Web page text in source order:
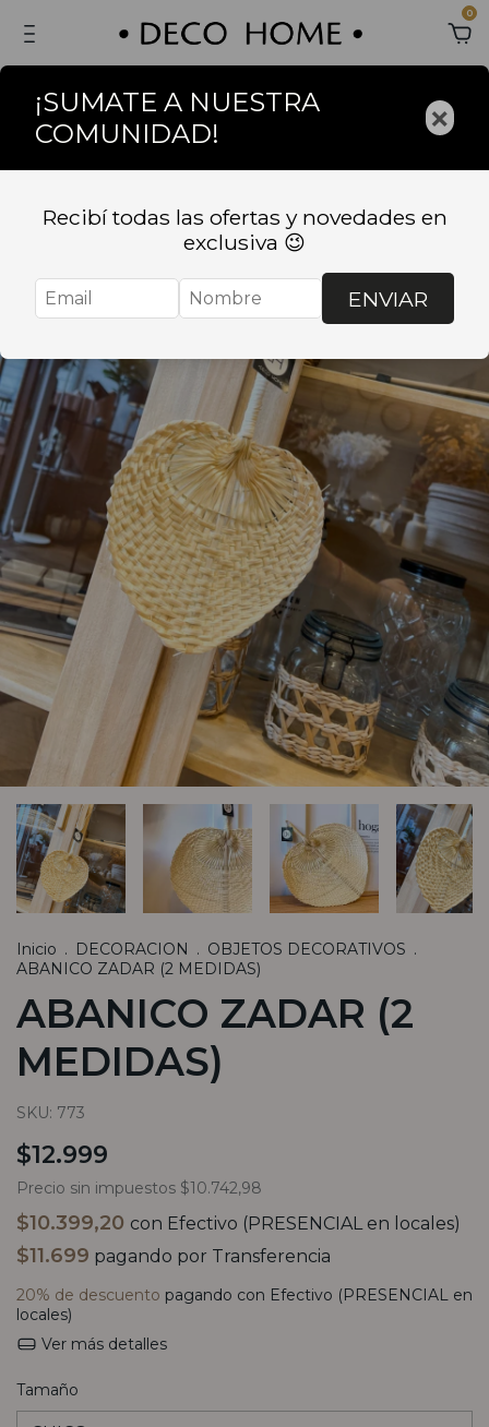
0
Sin stock
Inicio . DECORACION . OBJETOS DECORATIVOS .
ABANICO ZADAR (2 MEDIDAS)
ABANICO ZADAR (2
MEDIDAS)
SKU: 773
$12.999
Precio sin impuestos $10.742,98
$10.399,20 con Efectivo (PRESENCIAL en locales)
$11.699 pagando por Transferencia
20% de descuento pagando con Efectivo (PRESENCIAL en
locales)
Ver más detalles
Tamaño
¡SUMATE A NUESTRA
COMUNIDAD!
×
Recibí todas las ofertas y novedades en
exclusiva 😉
ENVIAR